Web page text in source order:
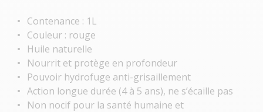
Contenance : 1L
Couleur : rouge
Huile naturelle
Nourrit et protège en profondeur
Pouvoir hydrofuge anti-grisaillement
Action longue durée (4 à 5 ans), ne s’écaille pas
Non nocif pour la santé humaine et